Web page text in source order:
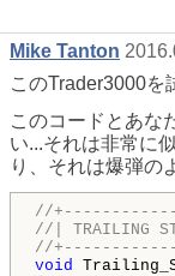
Mike Tanton
このTrader3000を
このコードとあな
い...それは非常に
り、それは爆弾の
//
//| TRAILING
//
void